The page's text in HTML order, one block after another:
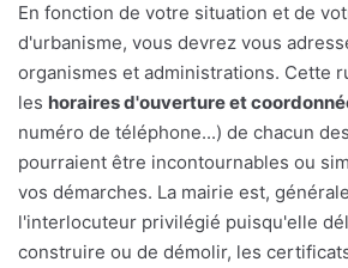
En fonction de votre situation et de
d'urbanisme, vous devrez vous
organismes et administrations. Cette
les horaires d'ouverture et
numéro de téléphone...) de chacun
pourraient être incontournables ou
vos démarches. La mairie est,
l'interlocuteur privilégié puisqu'elle
construire ou de démolir, les